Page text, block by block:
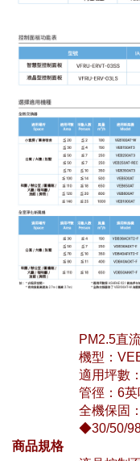
商品規格
PM2.5直
機型：
適用坪數
管徑：6英
全機保固
◆30/50/